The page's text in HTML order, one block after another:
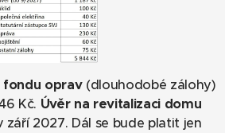
fondu oprav(dlouhodobé zálohy)
Kč. Úvěr na revitalizaci domu
září 2027. Dál se bude platit jen